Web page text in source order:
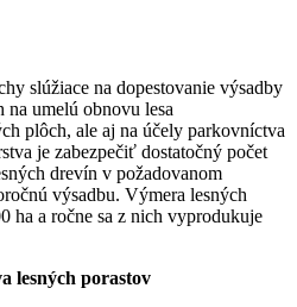
slúžiace na dopestovanie výsadby
na umelú obnovu lesa
plôch, ale aj na účely parkovníctva
je zabezpečiť dostatočný počet
drevín v požadovanom
výsadbu. Výmera lesných
ha a ročne sa z nich vyprodukuje
lesných porastov